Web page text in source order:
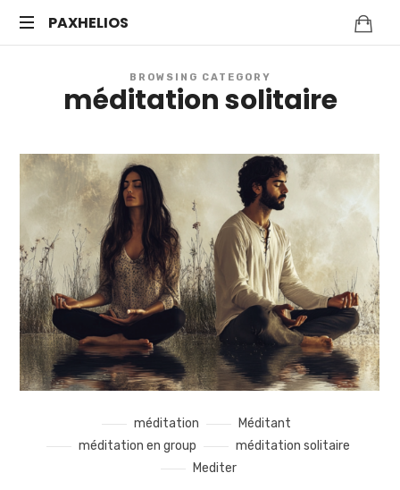
PAXHELIOS
auto-
bien-
mental
Séances
en
ligne
BROWSING CATEGORY
méditation solitaire
méditation
Méditant
méditation en group
méditation solitaire
Mediter